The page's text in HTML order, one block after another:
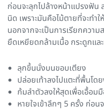
ก่อนจะลุกไปล้างหน้าแปรงฟัน
นิด เพราะมันคือไม้ตายที่จะท
นอกจากจะเป็นการเรียกควา
ยืดเหยียดกล้ามเนื้อ กระดูกแ
ลุกขึ้นนั่งบนขอบเตียง
ปล่อยเท้าลงไปแตะที่พื้นโด
ก้มลำตัวลงให้สุดเพื่อเอื้อม
หายใจเข้าลึกๆ 5 ครั้ง ก่อ